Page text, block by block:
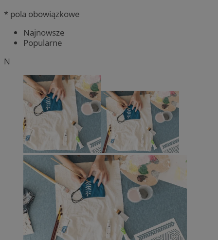
* pola obowiązkowe
Najnowsze
Popularne
N